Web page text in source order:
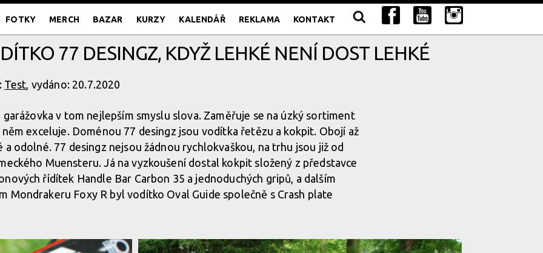
FOTKY MERCH BAZAR KURZY KALENDÁŘ REKLAMA KONTAKT
77 DESINGZ, KDYŽ LEHKÉ NENÍ DOST LEHKÉ
Test, vydáno: 20.7.2020
garážovka v tom nejlepším smyslu slova. Zaměřuje se na úzký sortiment
exceluje. Doménou 77 desingz jsou vodítka řetězu a kokpit. Obojí až
a odolné. 77 desingz nejsou žádnou rychlokvaškou, na trhu jsou již od
Muensteru. Já na vyzkoušení dostal kokpit složený z představce
řídítek Handle Bar Carbon 35 a jednoduchých gripů, a dalším
Mondrakeru Foxy R byl vodítko Oval Guide společně s Crash plate